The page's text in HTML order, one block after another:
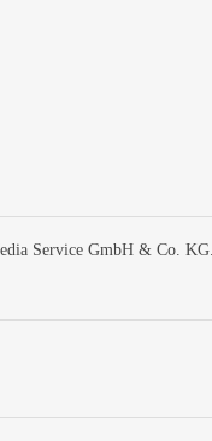
Service GmbH & Co. KG.